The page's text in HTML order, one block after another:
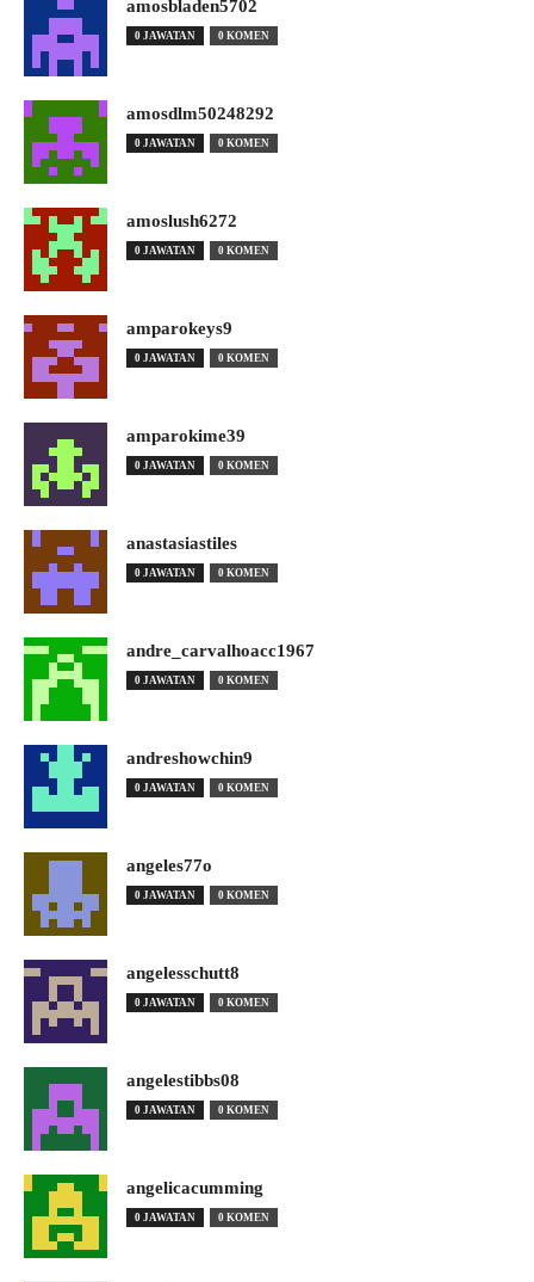
amosbladen5702
0 JAWATAN 0 KOMEN
amosdlm50248292
0 JAWATAN 0 KOMEN
amoslush6272
0 JAWATAN 0 KOMEN
amparokeys9
0 JAWATAN 0 KOMEN
amparokime39
0 JAWATAN 0 KOMEN
anastasiastiles
0 JAWATAN 0 KOMEN
andre_carvalhoacc1967
0 JAWATAN 0 KOMEN
andreshowchin9
0 JAWATAN 0 KOMEN
angeles77o
0 JAWATAN 0 KOMEN
angelesschutt8
0 JAWATAN 0 KOMEN
angelestibbs08
0 JAWATAN 0 KOMEN
angelicacumming
0 JAWATAN 0 KOMEN